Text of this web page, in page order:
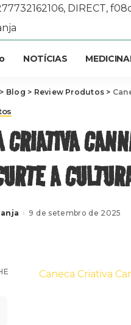
DIRECT,
NOTÍCIAS
> Blog > Review Produtos >
CRIATIVA
A
9 de setembro de 2025
Caneca Criativa